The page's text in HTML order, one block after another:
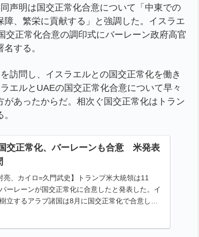
声明は国交正常化合意について「中東での
、繁栄に貢献する」と強調した。イスラエ
正常化合意の調印式にバーレーン政府高官
する。
訪問し、イスラエルとの国交正常化を働き
エルとUAEの国交正常化合意について早々
あったからだ。相次ぐ国交正常化はトラン
交正常化、バーレーンも合意 米発表
亮、カイロ=久門武史】トランプ米大統領は11
ーレーンが国交正常化に合意したと発表した。イ
立するアラブ諸国は8月に国交正常化で合意した